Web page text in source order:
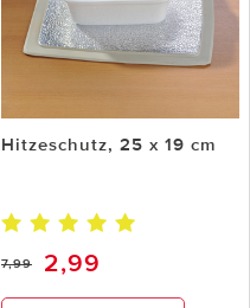
Hitzeschutz, 25 x 19 cm
7,99 2,99